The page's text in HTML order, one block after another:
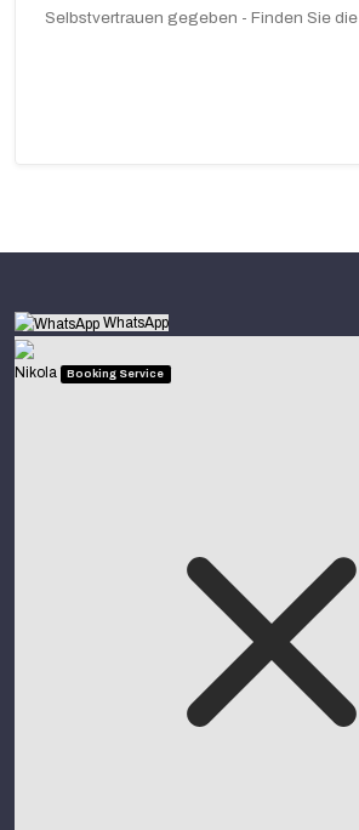
Selbstvertrauen gegeben - Finden Sie die
WhatsApp
Nikola Booking Service